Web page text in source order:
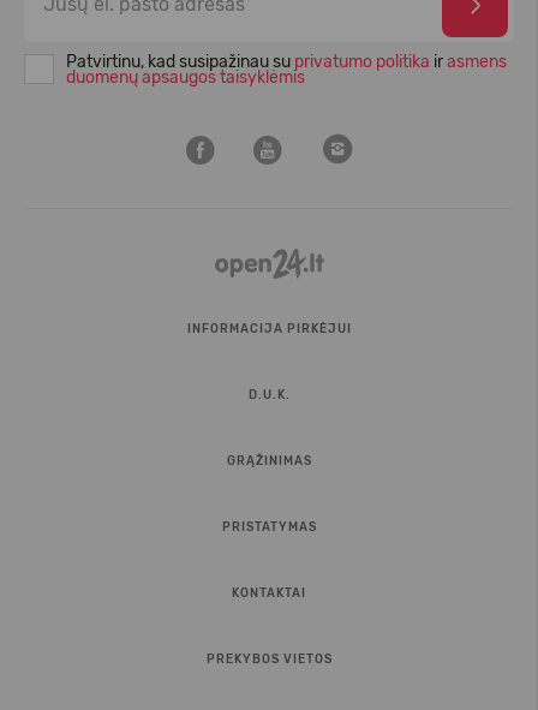
Patvirtinu, kad susipažinau su privatumo politika irasmens
duomenų apsaugos taisyklėmis
INFORMACIJA PIRKĖJUI
D.U.K.
GRĄŽINIMAS
PRISTATYMAS
KONTAKTAI
PREKYBOS VIETOS